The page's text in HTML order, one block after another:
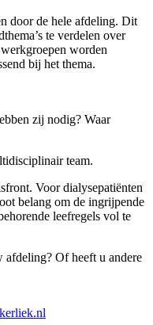
door de hele afdeling. Dit
te verdelen over
worden
bij het thema.
zij nodig? Waar
team.
Voor dialysepatiënten
belang om de ingrijpende
leefregels vol te
afdeling? Of heeft u andere